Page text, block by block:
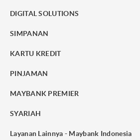
DIGITAL SOLUTIONS
SIMPANAN
KARTU KREDIT
PINJAMAN
MAYBANK PREMIER
SYARIAH
Layanan Lainnya - Maybank Indonesia